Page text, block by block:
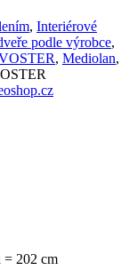
, Interiérové
podle výrobce,
, Mediolan,
= 202 cm